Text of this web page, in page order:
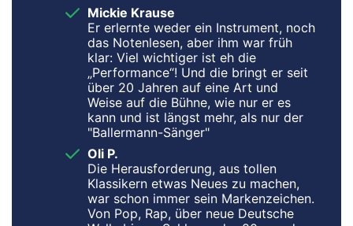
Mickie Krause
Er erlernte weder ein Instrument, noch
das Notenlesen, aber ihm war früh
klar: Viel wichtiger ist eh die
„Performance“! Und die bringt er seit
über 20 Jahren auf eine Art und
Weise auf die Bühne, wie nur er es
kann und ist längst mehr, als nur der
"Ballermann-Sänger"
Oli P.
Die Herausforderung, aus tollen
Klassikern etwas Neues zu machen,
war schon immer sein Markenzeichen.
Von Pop, Rap, über neue Deutsche